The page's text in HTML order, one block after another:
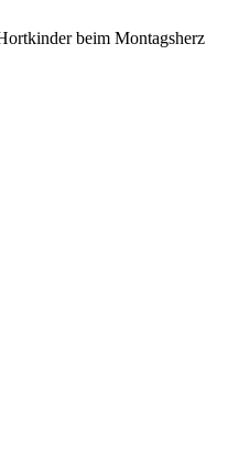
beim Montagsherz